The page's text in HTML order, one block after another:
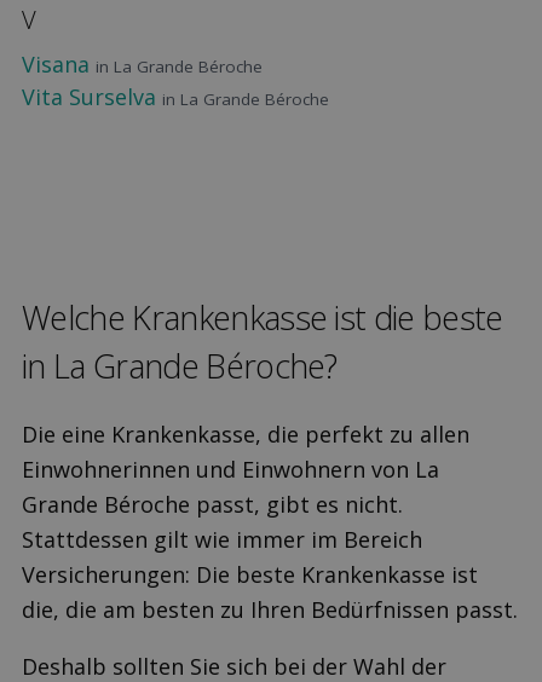
V
Visana in La Grande Béroche
Vita Surselva in La Grande Béroche
Welche Kranken­kasse ist die beste
in La Grande Béroche?
Die eine Krankenkasse, die perfekt zu allen
Einwohnerinnen und Einwohnern von La
Grande Béroche passt, gibt es nicht.
Stattdessen gilt wie immer im Bereich
Versicherungen: Die beste Krankenkasse ist
die, die am besten zu Ihren Bedürfnissen passt.
Deshalb sollten Sie sich bei der Wahl der